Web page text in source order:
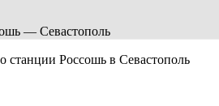
— Севастополь